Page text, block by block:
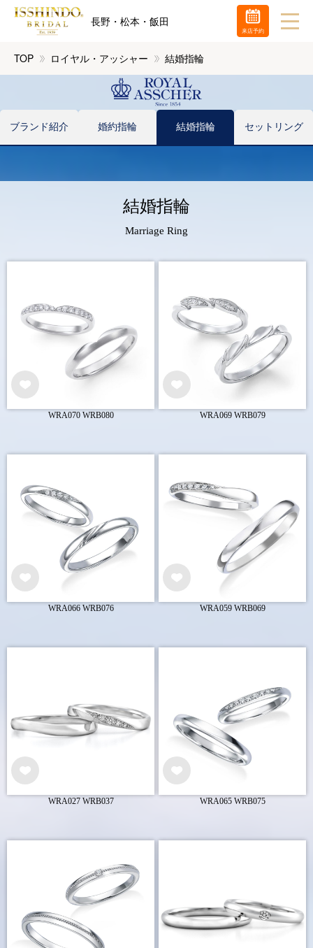
長野・松本・飯田
TOP ロイヤル・アッシャー 結婚指輪
ブランド紹介 婚約指輪 結婚指輪 セットリング
結婚指輪
Marriage Ring
WRA070 WRB080 WRA069 WRB079
WRA066 WRB076 WRA059 WRB069
WRA027 WRB037 WRA065 WRB075
来店予約